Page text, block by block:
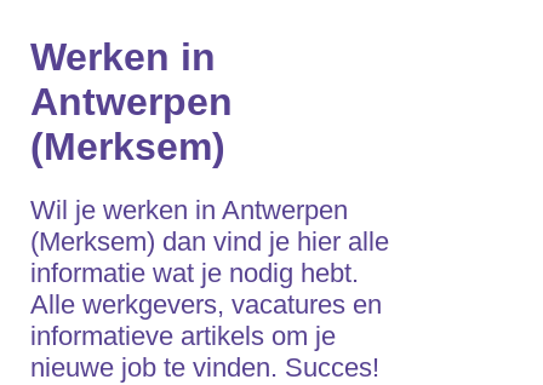
Werken in
Antwerpen
(Merksem)
Wil je werken in Antwerpen
(Merksem) dan vind je hier alle
informatie wat je nodig hebt.
Alle werkgevers, vacatures en
informatieve artikels om je
nieuwe job te vinden. Succes!